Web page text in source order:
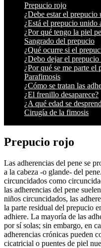
Prepucio rojo
¿Debe estar el prepucio
¿Está el prepucio unido
¿Por qué tengo la piel
Sangrado del prepucio
¿Qué ocurre si el
¿Debo dejar el prepucio
¿Por qué se me parte el
Parafimosis
¿Cómo se tratan las
¿El frenillo desaparece?
¿A qué edad se
Cirugía de la fimosis
Prepucio rojo
Las adherencias del pene se
a la cabeza -o glande- del
circuncidados como
las adherencias del pene
niños circuncidados, las
la parte residual del prepucio
adhiere. La mayoría de las
por sí solas; sin embargo, en
adherencias crónicas pueden
cicatricial o puentes de piel